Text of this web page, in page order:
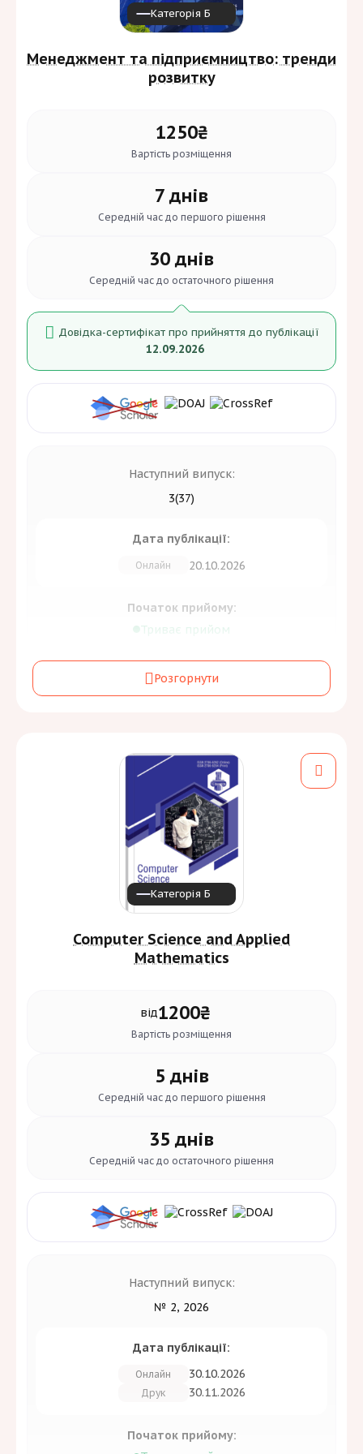
Мови:
Вимоги до автора
Категорія Б
Запорізький національний університет
Періодичність:
4 на рік
Галузь знань та спеціальність:
Соціальні науки, журналістика та інформація
Бізнес, адміністрування та право
Транспорт та послуги
Вимоги до автора
Менеджмент та підприємництво: тренди
розвитку
1250₴
Вартість розміщення
7 днів
Середній час до першого рішення
30 днів
Середній час до остаточного рішення
Довідка-сертифікат про прийняття до публікації
12.09.2026
Наступний випуск:
3(37)
Дата публікації:
Онлайн 20.10.2026
Початок прийому:
Триває прийом
Дедлайн подачі:
20.09.2026
Розгорнути
Категорія Б
Computer Science and Applied
Mathematics
від1200₴
Вартість розміщення
5 днів
Середній час до першого рішення
35 днів
Середній час до остаточного рішення
Наступний випуск:
№ 2, 2026
Дата публікації:
Онлайн 30.10.2026
Друк 30.11.2026
Початок прийому: